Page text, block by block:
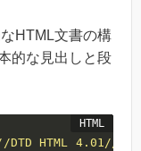
HTML文書の構
的な見出しと段
HTML 4.01//EN"